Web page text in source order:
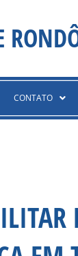
CONTATO